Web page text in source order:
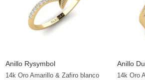
Anillo Rysymbol
14k Oro Amarillo & Zafiro blanco
Anillo
14k Oro